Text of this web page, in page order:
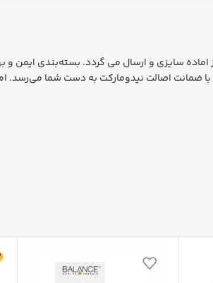
ارسال سفارشات به سراسر کشور ظرف 1 الی سه روز اماده سایزی و
ضمانت اصالت نیدومارکت به دست شما می‌رسد.